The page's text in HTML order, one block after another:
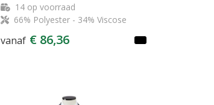
14op voorraad
66% Polyester - 34% Viscose
vanaf € 86,36